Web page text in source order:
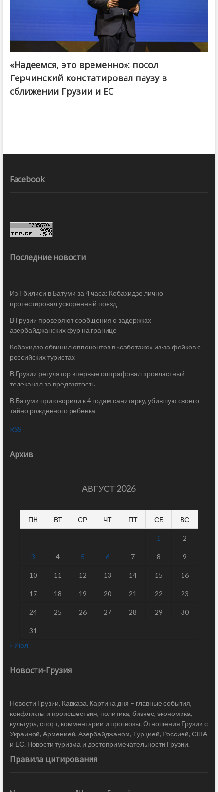
«Надеемся, это временно»: посол
Герчинский констатировал паузу в
сближении Грузии и ЕС
Facebook
Последние новости
Из Тбилиси в Батуми за 4 часа: Кобахидзе лично
протестировал ускоренный поезд
В Грузии проверяют сообщения о задержках
азербайджанских фур на границе
Кобахидзе обвинил оппонентов в «саботаже» из-за фейков о
российских туристах
В Грузии регулятор впервые оштрафовал провластный
телеканал за предвзятость
В Батуми приговорили к 4 годам санитарку, убившую своего
тайно рожденного ребенка
RSS
Архив
АВГУСТ 2026
ПН ВТ СР ЧТ ПТ СБ ВС
1 2
3 4 5 6 7 8 9
10 11 12 13 14 15 16
17 18 19 20 21 22 23
24 25 26 27 28 29 30
31
« Июл
Новости-Грузия
Новости Грузии, Кавказа. Картина дня – главные события,
конфликты и происшествия, политика, бизнес, экономика,
культура, спорт, комментарии и прогнозы. Отношения Грузии с
Украиной, Арменией, Азербайджаном, Турцией, Россией, США
и ЕС. Новости туризма и достопримечательности Грузии.
Правила цитирования